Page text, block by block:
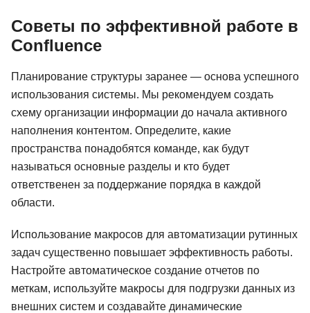
Советы по эффективной работе в
Confluence
Планирование структуры заранее — основа успешного
использования системы. Мы рекомендуем создать
схему организации информации до начала активного
наполнения контентом. Определите, какие
пространства понадобятся команде, как будут
называться основные разделы и кто будет
ответственен за поддержание порядка в каждой
области.
Использование макросов для автоматизации рутинных
задач существенно повышает эффективность работы.
Настройте автоматическое создание отчетов по
меткам, используйте макросы для подгрузки данных из
внешних систем и создавайте динамические